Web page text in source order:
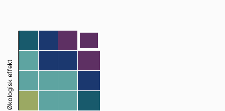
Økologisk effekt